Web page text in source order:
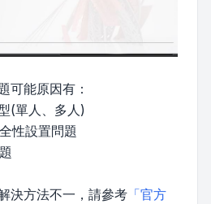
可能原因有：
(單人、多人)
性設置問題
決方法不一，請參考 「官方